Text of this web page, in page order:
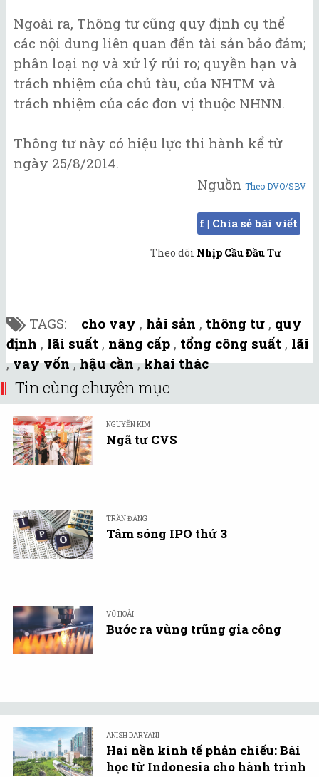
Ngoài ra, Thông tư cũng quy định cụ thể
các nội dung liên quan đến tài sản bảo đảm;
phân loại nợ và xử lý rủi ro; quyền hạn và
trách nhiệm của chủ tàu, của NHTM và
trách nhiệm của các đơn vị thuộc NHNN.
Thông tư này có hiệu lực thi hành kể từ
ngày 25/8/2014.
Nguồn Theo DVO/SBV
f | Chia sẻ bài viết
Theo dõi Nhịp Cầu Đầu Tư
TAGS: cho vay , hải sản , thông tư , quy
định , lãi suất , nâng cấp , tổng công suất , lãi
,vay vốn,hậu cần,khai thác
Tin cùng chuyên mục
NGUYỄN KIM
Ngã tư CVS
TRẦN ĐĂNG
Tâm sóng IPO thứ 3
VŨ HOÀI
Bước ra vùng trũng gia công
ANISH DARYANI
Hai nền kinh tế phản chiếu: Bài
học từ Indonesia cho hành trình